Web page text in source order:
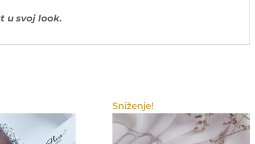
u svoj look.
Sniženje!